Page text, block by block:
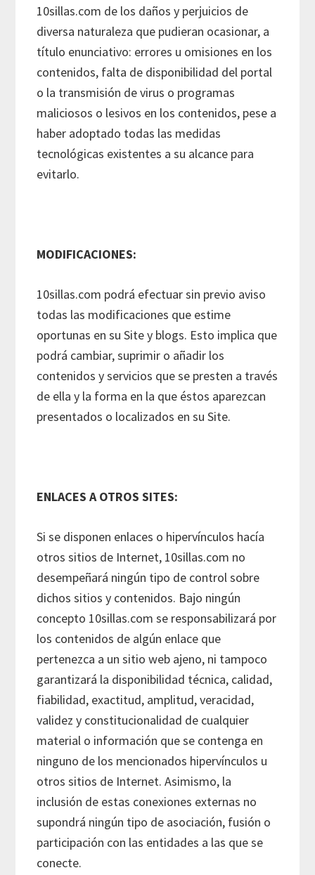
10sillas.com de los daños y perjuicios de
diversa naturaleza que pudieran ocasionar, a
título enunciativo: errores u omisiones en los
contenidos, falta de disponibilidad del portal
o la transmisión de virus o programas
maliciosos o lesivos en los contenidos, pese a
haber adoptado todas las medidas
tecnológicas existentes a su alcance para
evitarlo.
MODIFICACIONES:
10sillas.com podrá efectuar sin previo aviso
todas las modificaciones que estime
oportunas en su Site y blogs. Esto implica que
podrá cambiar, suprimir o añadir los
contenidos y servicios que se presten a través
de ella y la forma en la que éstos aparezcan
presentados o localizados en su Site.
ENLACES A OTROS SITES:
Si se disponen enlaces o hipervínculos hacía
otros sitios de Internet, 10sillas.com no
desempeñará ningún tipo de control sobre
dichos sitios y contenidos. Bajo ningún
concepto 10sillas.com se responsabilizará por
los contenidos de algún enlace que
pertenezca a un sitio web ajeno, ni tampoco
garantizará la disponibilidad técnica, calidad,
fiabilidad, exactitud, amplitud, veracidad,
validez y constitucionalidad de cualquier
material o información que se contenga en
ninguno de los mencionados hipervínculos u
otros sitios de Internet. Asimismo, la
inclusión de estas conexiones externas no
supondrá ningún tipo de asociación, fusión o
participación con las entidades a las que se
conecte.